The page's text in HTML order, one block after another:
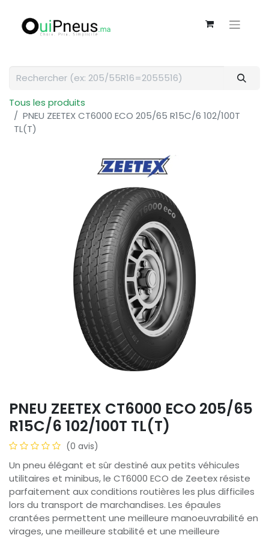
Tous les produits
PNEU ZEETEX CT6000 ECO 205/65 R15C/6 102/100T
TL(T)
PNEU ZEETEX CT6000 ECO 205/65
R15C/6 102/100T TL(T)
(0 avis)
Un pneu élégant et sûr destiné aux petits véhicules
utilitaires et minibus, le CT6000 ECO de Zeetex résiste
parfaitement aux conditions routières les plus difficiles
lors du transport de marchandises. Les épaules
crantées permettent une meilleure manoeuvrabilité en
virages, une meilleure stabilité et une meilleure